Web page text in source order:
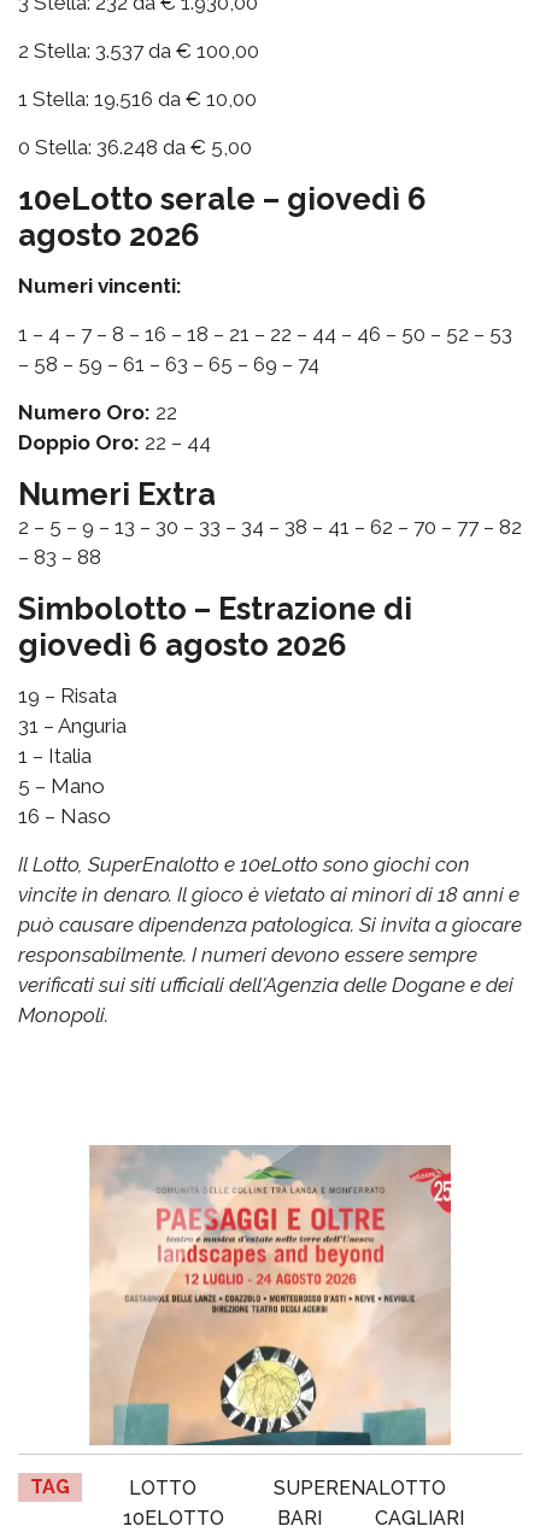
2 Stella: 3.537 da € 100,00
1 Stella: 19.516 da € 10,00
0 Stella: 36.248 da € 5,00
10eLotto serale – giovedì 6
agosto 2026
Numeri vincenti:
1 – 4 – 7 – 8 – 16 – 18 – 21 – 22 – 44 – 46 – 50 – 52 – 53
– 58 – 59 – 61 – 63 – 65 – 69 – 74
Numero Oro: 22
Doppio Oro: 22 – 44
Numeri Extra
2 – 5 – 9 – 13 – 30 – 33 – 34 – 38 – 41 – 62 – 70 – 77 – 82
– 83 – 88
Simbolotto – Estrazione di
giovedì 6 agosto 2026
19 – Risata
31 – Anguria
1 – Italia
5 – Mano
16 – Naso
Il Lotto, SuperEnalotto e 10eLotto sono giochi con
vincite in denaro. Il gioco è vietato ai minori di 18 anni e
può causare dipendenza patologica. Si invita a giocare
responsabilmente. I numeri devono essere sempre
verificati sui siti ufficiali dell'Agenzia delle Dogane e dei
Monopoli.
TAG LOTTO
SUPERENALOTTO
10ELOTTO
BARI
CAGLIARI